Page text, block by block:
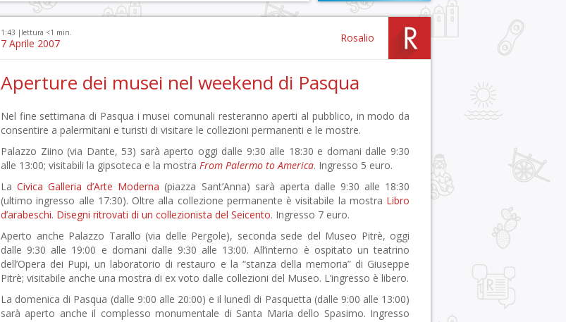
1:43 | lettura <1 min.
7 Aprile 2007 Rosalio
Aperture dei musei nel weekend di Pasqua
Nel fine settimana di Pasqua i musei comunali resteranno aperti al pubblico, in modo da
consentire a palermitani e turisti di visitare le collezioni permanenti e le mostre.
Palazzo Ziino (via Dante, 53) sarà aperto oggi dalle 9:30 alle 18:30 e domani dalle 9:30
alle 13:00; visitabili la gipsoteca e la mostra From Palermo to America. Ingresso 5 euro.
LaCivica Galleria d’Arte Moderna (piazza Sant’Anna) sarà aperta dalle 9:30 alle 18:30
(ultimo ingresso alle 17:30). Oltre alla collezione permanente è visitabile la mostra Libro
d’arabeschi. Disegni ritrovati di un collezionista del Seicento. Ingresso 7 euro.
Aperto anche Palazzo Tarallo (via delle Pergole), seconda sede del Museo Pitrè, oggi
dalle 9:30 alle 19:00 e domani dalle 9:30 alle 13:00. All’interno è ospitato un teatrino
dell’Opera dei Pupi, un laboratorio di restauro e la “stanza della memoria” di Giuseppe
Pitrè; visitabile anche una mostra di ex voto dalle collezioni del Museo. L’ingresso è libero.
La domenica di Pasqua (dalle 9:00 alle 20:00) e il lunedì di Pasquetta (dalle 9:00 alle 13:00)
sarà aperto anche il complesso monumentale di Santa Maria dello Spasimo. Ingresso